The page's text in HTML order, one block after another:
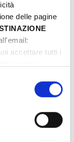
delle pagine
accettare tutti i
dati potranno
per il
Marina
anche